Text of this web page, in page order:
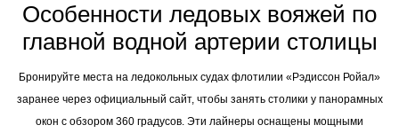
Особенности ледовых вояжей по
главной водной артерии столицы
Бронируйте места на ледокольных судах флотилии «Рэдиссон Ройал»
заранее через официальный сайт, чтобы занять столики у панорамных
окон с обзором 360 градусов. Эти лайнеры оснащены мощными